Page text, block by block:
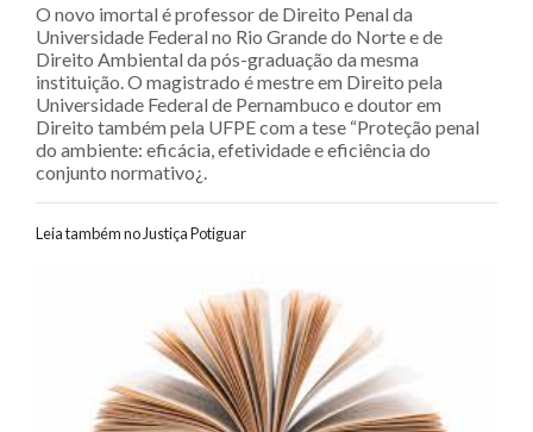
O novo imortal é professor de Direito Penal da
Universidade Federal no Rio Grande do Norte e de
Direito Ambiental da pós-graduação da mesma
instituição. O magistrado é mestre em Direito pela
Universidade Federal de Pernambuco e doutor em
Direito também pela UFPE com a tese “Proteção penal
do ambiente: eficácia, efetividade e eficiência do
conjunto normativo¿.
Leia também no Justiça Potiguar
Navegação entre posts